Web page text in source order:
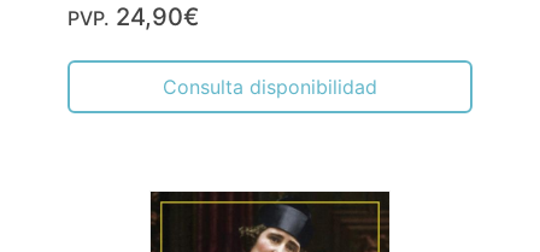
PVP. 24,90€
Consulta disponibilidad